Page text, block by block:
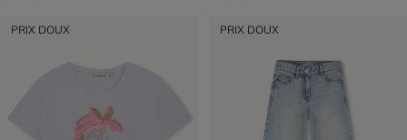
PRIX DOUX PRIX DOUX